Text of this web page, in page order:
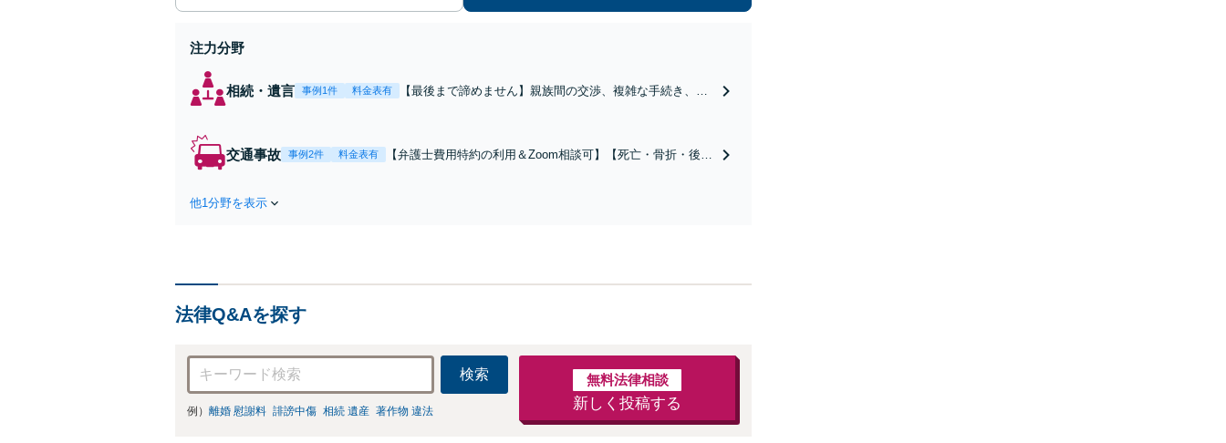
注力分野
相続・遺言 事例1件 料金表有
【最後まで諦めません】親族間の交渉、複雑な手続き、全
能。【JR千葉駅近く】駐車場あり
交通事故 事例2件 料金表有
【弁護士費用特約の利用＆Zoom相談可】【死亡・骨折・後遺
他1分野を表示
法律Q&Aを探す
検索
例） 離婚 慰謝料 誹謗中傷 相続 遺産 著作物 違法
無料法律相談
新しく投稿する